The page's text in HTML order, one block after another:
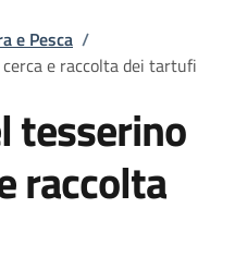
e Pesca /
e raccolta dei tartufi
tesserino
raccolta